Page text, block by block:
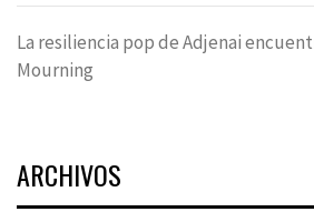
La resiliencia pop de Adjenai
Mourning
ARCHIVOS